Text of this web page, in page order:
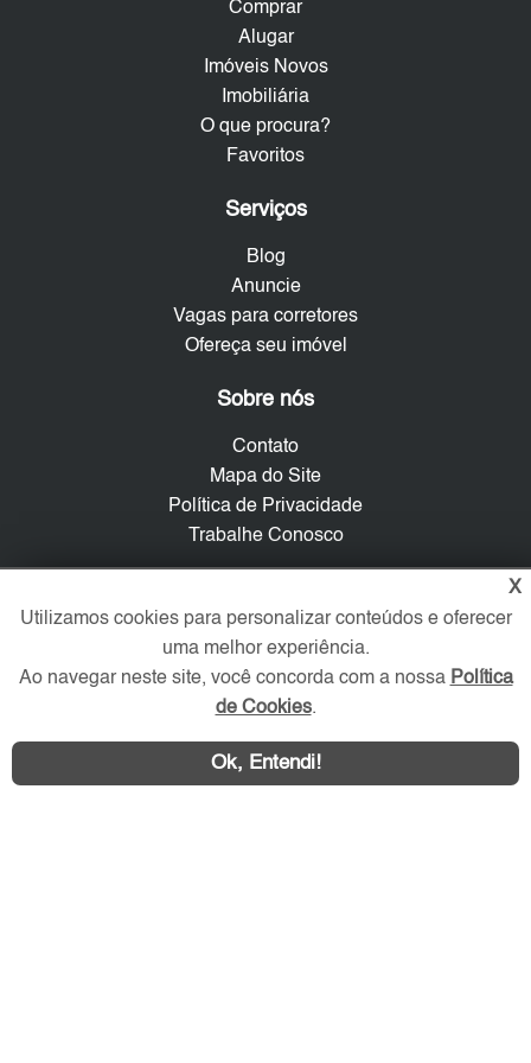
Comprar
Alugar
Imóveis Novos
Imobiliária
O que procura?
Favoritos
Serviços
Blog
Anuncie
Vagas para corretores
Ofereça seu imóvel
Sobre nós
Contato
Mapa do Site
Política de Privacidade
Trabalhe Conosco
Redes Sociais
X
Utilizamos cookies para personalizar conteúdos e oferecer
uma melhor experiência.
Ao navegar neste site, você concorda com a nossa Política
de Cookies.
Ok, Entendi!